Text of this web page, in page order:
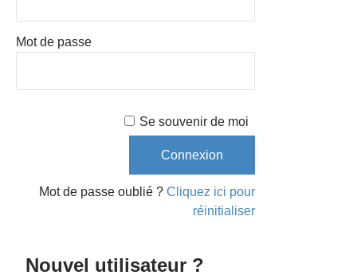
Mot de passe
Se souvenir de moi
Mot de passe oublié ? Cliquez ici pour
réinitialiser
Nouvel utilisateur ?